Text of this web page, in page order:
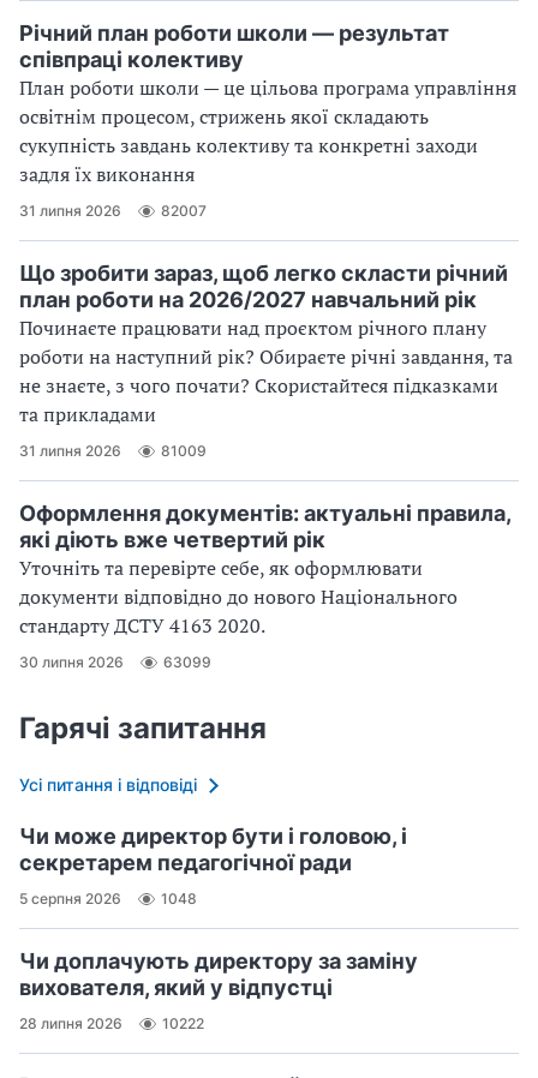
Річний план роботи школи — результат
співпраці колективу
План роботи школи — це цільова програма управління
освітнім процесом, стрижень якої складають
сукупність завдань колективу та конкретні заходи
задля їх виконання
31 липня 2026 82007
Що зробити зараз, щоб легко скласти річний
план роботи на 2026/2027 навчальний рік
Починаєте працювати над проєктом річного плану
роботи на наступний рік? Обираєте річні завдання, та
не знаєте, з чого почати? Скористайтеся підказками
та прикладами
31 липня 2026 81009
Оформлення документів: актуальні правила,
які діють вже четвертий рік
Уточніть та перевірте себе, як оформлювати
документи відповідно до нового Націо­нального
стандарту ДСТУ 4163 2020.
30 липня 2026 63099
Гарячі запитання
Усі питання і відповіді
Чи може директор бути і головою, і
секретарем педагогічної ради
5 серпня 2026 1048
Чи доплачують директору за заміну
вихователя, який у відпустці
28 липня 2026 10222